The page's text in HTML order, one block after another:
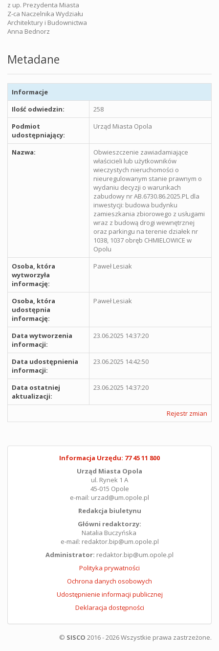
z up. Prezydenta Miasta
Z-ca Naczelnika Wydziału
Architektury i Budownictwa
Anna Bednorz
Metadane
Informacje
Ilość odwiedzin:
258
Podmiot
udostępniający:
Urząd Miasta Opola
Nazwa:
Obwieszczenie zawiadamiające
właścicieli lub użytkowników
wieczystych nieruchomości o
nieuregulowanym stanie prawnym o
wydaniu decyzji o warunkach
zabudowy nr AB.6730.86.2025.PL dla
inwestycji: budowa budynku
zamieszkania zbiorowego z usługami
wraz z budową drogi wewnętrznej
oraz parkingu na terenie działek nr
1038, 1037 obręb CHMIELOWICE w
Opolu
Osoba, która
wytworzyła
informację:
Paweł Lesiak
Osoba, która
udostępnia
informację:
Paweł Lesiak
Data wytworzenia
informacji:
23.06.2025 14:37:20
Data udostępnienia
informacji:
23.06.2025 14:42:50
Data ostatniej
aktualizacji:
23.06.2025 14:37:20
Rejestr zmian
Informacja Urzędu: 77 45 11 800
Urząd Miasta Opola
ul. Rynek 1 A
45-015 Opole
e-mail: urzad@um.opole.pl
Redakcja biuletynu
Główni redaktorzy:
Natalia Buczyńska
e-mail: redaktor.bip@um.opole.pl
Administrator: redaktor.bip@um.opole.pl
Polityka prywatności
Ochrona danych osobowych
Udostępnienie informacji publicznej
Deklaracja dostępności
© SISCO 2016 - 2026 Wszystkie prawa zastrzeżone.